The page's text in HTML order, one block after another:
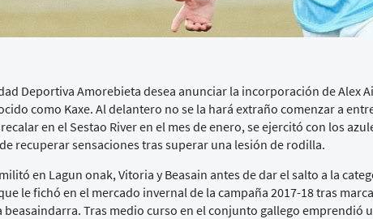
Deportiva Amorebieta desea anunciar la incorporación de Alex
como Kaxe. Al delantero no se la hará extraño comenzar a
en el Sestao River en el mes de enero, se ejercitó con los
recuperar sensaciones tras superar una lesión de rodilla.
en Lagun onak, Vitoria y Beasain antes de dar el salto a la
le fichó en el mercado invernal de la campaña 2017-18 tras
beasaindarra. Tras medio curso en el conjunto gallego emprendió